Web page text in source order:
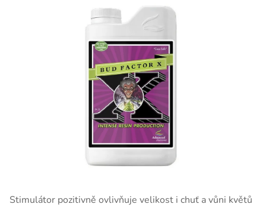
Stimulátor pozitivně ovlivňuje velikost i chuť a vůni květů